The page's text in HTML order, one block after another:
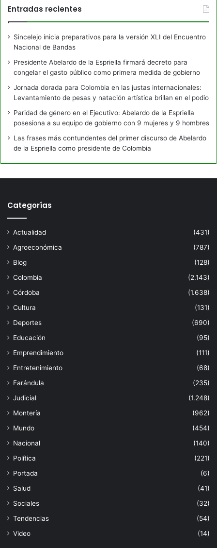
Entradas recientes
Sincelejo inicia preparativos para la versión XLI del Encuentro
Nacional de Bandas
Presidente Abelardo de la Espriella firmará decreto para
congelar el gasto público como primera medida de gobierno
Jornada dorada para Colombia en las justas internacionales:
Levantamiento de pesas y natación artística brillan en el podio
Paridad de género en el Ejecutivo: Abelardo de la Espriella
posesiona a su equipo de gobierno con 9 mujeres y 9 hombres
Las frases más contundentes del primer discurso de Abelardo
de la Espriella como presidente de Colombia
Categorías
Actualidad
(431)
Agroeconómica
(787)
Blog
(128)
Colombia
(2.143)
Córdoba
(1.638)
Cultura
(131)
Deportes
(690)
Educación
(95)
Emprendimiento
(111)
Entretenimiento
(68)
Farándula
(235)
Judicial
(1.248)
Montería
(962)
Mundo
(454)
Nacional
(140)
Política
(221)
Portada
(6)
Salud
(41)
Sociales
(32)
Tendencias
(54)
Video
(14)